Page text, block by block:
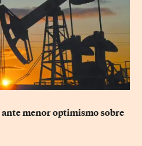
menor optimismo sobre